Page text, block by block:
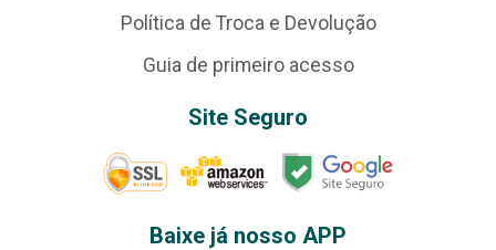
Política de Troca e Devolução
Guia de primeiro acesso
Site Seguro
Baixe já nosso APP